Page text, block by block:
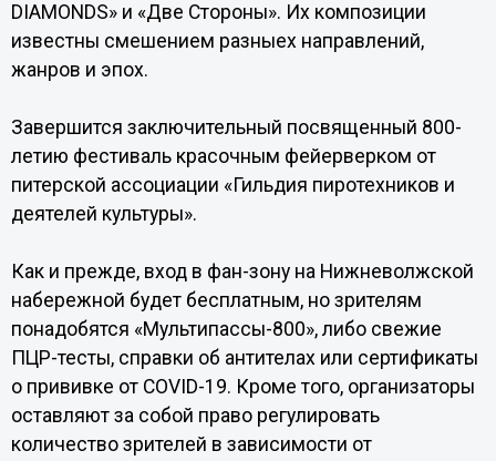
DIAMONDS» и «Две Стороны». Их композиции
известны смешением разныех направлений,
жанров и эпох.
Завершится заключительный посвященный 800-
летию фестиваль красочным фейерверком от
питерской ассоциации «Гильдия пиротехников и
деятелей культуры».
Как и прежде, вход в фан-зону на Нижневолжской
набережной будет бесплатным, но зрителям
понадобятся «Мультипассы-800», либо свежие
ПЦР-тесты, справки об антителах или сертификаты
о прививке от COVID-19. Кроме того, организаторы
оставляют за собой право регулировать
количество зрителей в зависимости от